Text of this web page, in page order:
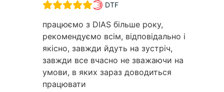
DTF
працюємо з DIAS більше року,
рекомендуємо всім, відповідально і
якісно, завжди йдуть на зустріч,
завжди все вчасно не зважаючи на
умови, в яких зараз доводиться
працювати